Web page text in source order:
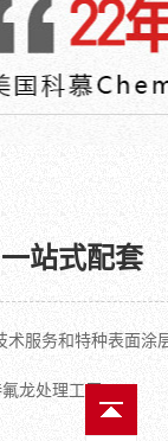
站式配套
术服务和特种表面涂
龙处理工厂